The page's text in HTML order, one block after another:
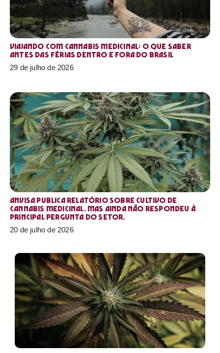
Viajando com cannabis medicinal: o que saber
antes das férias dentro e fora do Brasil
29 de julho de 2026
Anvisa publica relatório sobre cultivo de
Cannabis medicinal. Mas ainda não respondeu à
principal pergunta do setor.
20 de julho de 2026